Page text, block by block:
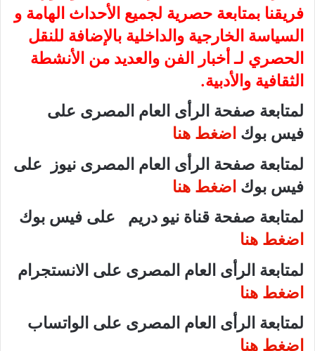
فريقنا بمتابعة حصرية لجميع الأحداث الهامة و
السياسة الخارجية والداخلية بالإضافة للنقل
الحصري لـ أخبار الفن والعديد من الأنشطة
الثقافية والأدبية.
لمتابعة صفحة الرأى العام المصرى على
فيس بوك اضغط هنا
لمتابعة صفحة الرأى العام المصرى نيوز على
فيس بوك اضغط هنا
لمتابعة صفحة قناة نيو دريم على فيس بوك
اضغط هنا
لمتابعة الرأى العام المصرى على الانستجرام
اضغط هنا
لمتابعة الرأى العام المصرى على الواتساب
اضغط هنا